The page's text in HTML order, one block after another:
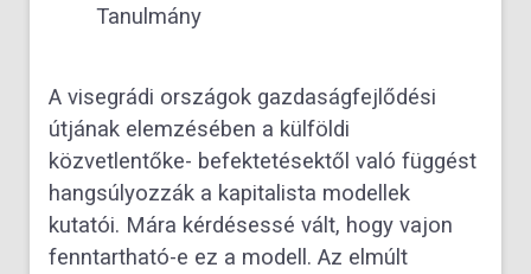
Tanulmány
A visegrádi országok gazdaságfejlődési
útjának elemzésében a külföldi
közvetlentőke- befektetésektől való függést
hangsúlyozzák a kapitalista modellek
kutatói. Mára kérdésessé vált, hogy vajon
fenntartható-e ez a modell. Az elmúlt